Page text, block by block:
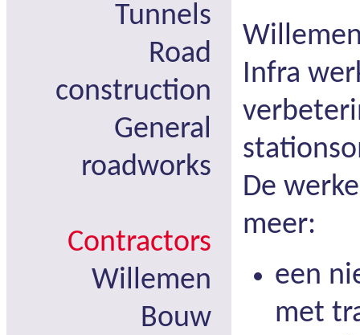
Tunnels
Road
construction
General
roadworks
Contractors
Willemen
Bouw
Infra
De
meer:
een
met